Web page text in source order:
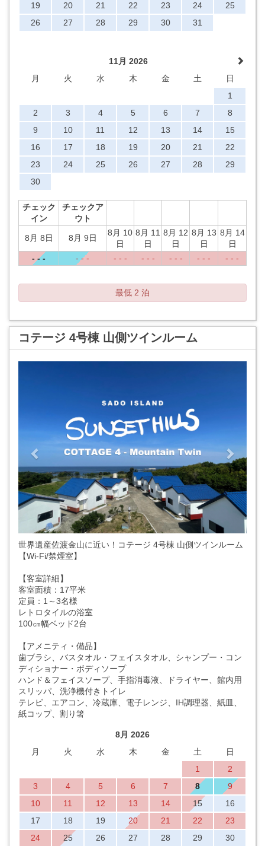
19
20 21 22 23 24
25
26
27 28 29 30 31
11月 2026
月
火 水 木 金 土
日
1
2
3 4 5 6 7
8
9
10 11 12 13 14
15
16
17 18 19 20 21
22
23
24 25 26 27 28
29
30
チェック
イン
チェックア
ウト
8月 8日 8月 9日
8月 10
日
8月 11
日
8月 12
日
8月 13
日
8月 14
日
- - -
- - - - - - - - - - - - - - - - - -
最低 2 泊
コテージ 4号棟 山側ツインルーム
世界遺産佐渡金山に近い！コテージ 4号棟 山側ツインルーム
【Wi-Fi/禁煙室】
【客室詳細】
客室面積：17平米
定員：1～3名様
レトロタイルの浴室
100㎝幅ベッド2台
【アメニティ・備品】
歯ブラシ、バスタオル・フェイスタオル、シャンプー・コン
ディショナー・ボディソープ
ハンド＆フェイスソープ、手指消毒液、ドライヤー、館内用
スリッパ、洗浄機付きトイレ
テレビ、エアコン、冷蔵庫、電子レンジ、IH調理器、紙皿、
紙コップ、割り箸
8月 2026
月
火 水 木 金 土
日
1
2
3
4 5 6 7 8
9
10
11 12 13 14 15
16
17
18 19 20 21 22
23
24
25 26 27 28 29 30